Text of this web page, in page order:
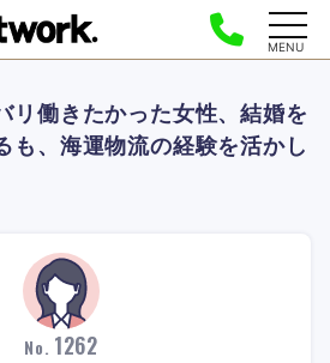
MENU
リ働きたかった女性、結婚を
も、海運物流の経験を活かし
No. 1262